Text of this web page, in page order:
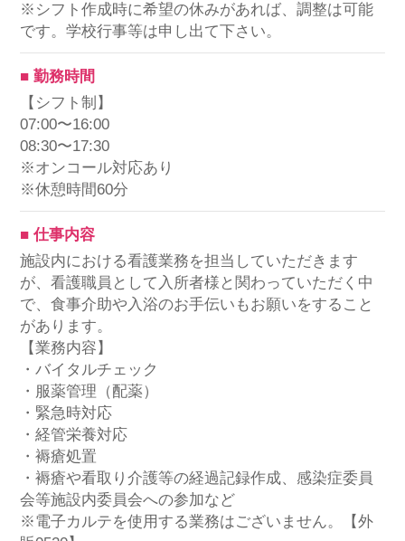
※シフト作成時に希望の休みがあれば、調整は可能
です。学校行事等は申し出て下さい。
■ 勤務時間
【シフト制】
07:00〜16:00
08:30〜17:30
※オンコール対応あり
※休憩時間60分
■ 仕事内容
施設内における看護業務を担当していただきます
が、看護職員として入所者様と関わっていただく中
で、食事介助や入浴のお手伝いもお願いをすること
があります。
【業務内容】
・バイタルチェック
・服薬管理（配薬）
・緊急時対応
・経管栄養対応
・褥瘡処置
・褥瘡や看取り介護等の経過記録作成、感染症委員
会等施設内委員会への参加など
※電子カルテを使用する業務はございません。【外